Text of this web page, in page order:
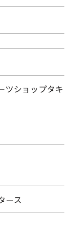
ツショップタキ
ース